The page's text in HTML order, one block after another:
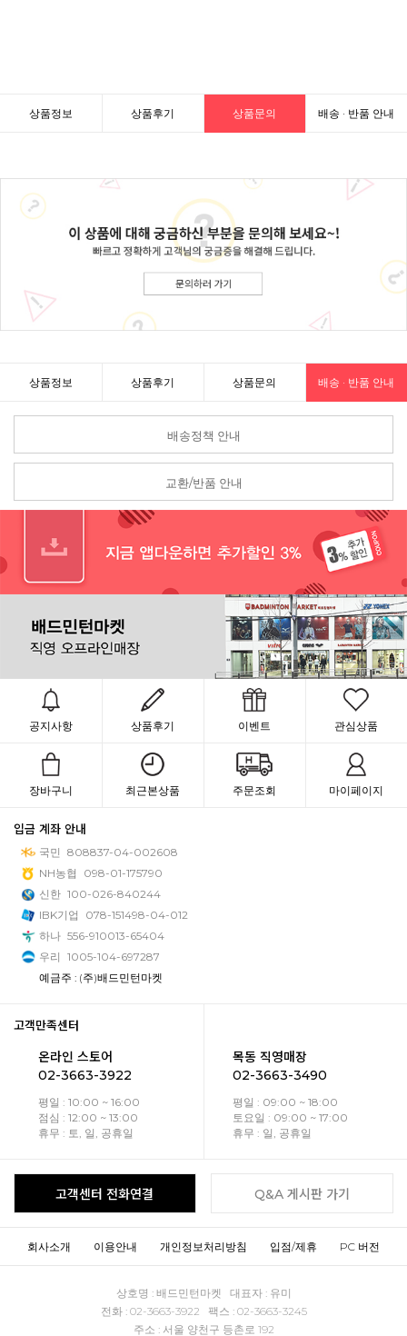
상품정보 상품후기 상품문의 배송 · 반품 안내
상품정보 상품후기 상품문의 배송 · 반품 안내
배송정책 안내
교환/반품 안내
공지사항 상품후기 이벤트 관심상품
장바구니 최근본상품 주문조회 마이페이지
입금 계좌 안내
국민 808837-04-002608
NH농협
098-01-175790
신한 100-026-840244
IBK기업
078-151498-04-012
하나 556-910013-65404
우리 1005-104-697287
예금주 : (주)배드민턴마켓
고객만족센터
온라인 스토어
02-3663-3922
평일 : 10:00 ~ 16:00
점심 : 12:00 ~ 13:00
휴무 : 토, 일, 공휴일
목동 직영매장
02-3663-3490
평일 : 09:00 ~ 18:00
토요일 : 09:00 ~ 17:00
휴무 : 일, 공휴일
고객센터 전화연결 Q&A 게시판 가기
회사소개 이용안내 개인정보처리방침 입점/제휴 PC 버전
상호명 : 배드민턴마켓 대표자 : 유미
전화 : 02-3663-3922 팩스 : 02-3663-3245
주소 : 서울 양천구 등촌로 192